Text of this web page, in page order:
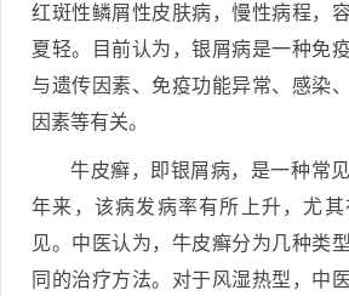
红斑性鳞屑性皮肤病，慢性病程，
夏轻。目前认为，银屑病是一种免
与遗传因素、免疫功能异常、感染
因素等有关。
牛皮癣，即银屑病，是一种常
年来，该病发病率有所上升，尤
见。中医认为，牛皮癣分为几种类
同的治疗方法。对于风湿热型，中